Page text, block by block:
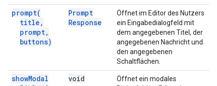
prompt(
title ,
prompt,
buttons)
Prompt
Response
Öffnet im Editor des Nutzers
ein Eingabedialogfeld mit
dem angegebenen Titel, der
angegebenen Nachricht und
den angegebenen
Schaltflächen.
showModal
void
Öffnet ein modales